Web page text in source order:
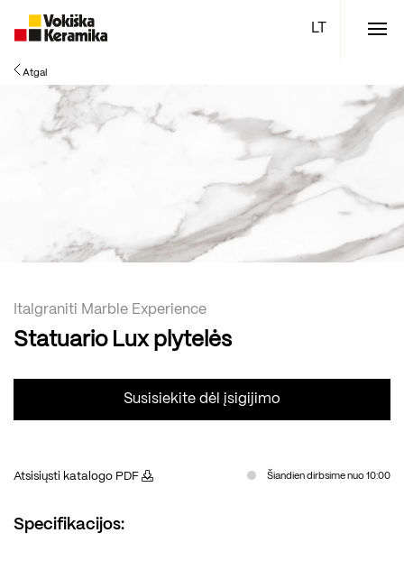
Atgal
Italgraniti Marble Experience
Statuario Lux plytelės
Susisiekite dėl įsigijimo
Atsisiųsti katalogo PDF Šiandien dirbsime nuo 10:00
Specifikacijos:
Meniu
Plytelės
Vonios kambario įranga
Specialūs pasiūlymai TOP